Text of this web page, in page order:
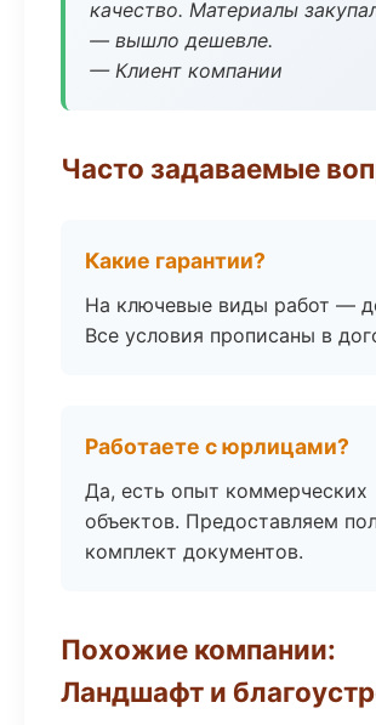
качество. Материалы
— вышло дешевле.
— Клиент компании
Часто задаваемые
Какие гарантии?
На ключевые виды работ —
Все условия прописаны в
Работаете с юрлицами?
Да, есть опыт коммерческих
объектов. Предоставляем
комплект документов.
Похожие компании:
Ландшафт и